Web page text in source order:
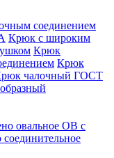
соединением
Крюк с широким
Крюк
Крюк
чалочный ГОСТ
овальное ОВ с
соединительное